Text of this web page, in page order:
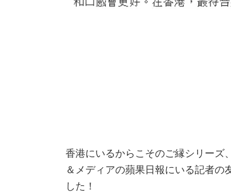
香港にいるからこそのご縁シリーズ
＆メディアの蘋果日報にいる記者の
した！